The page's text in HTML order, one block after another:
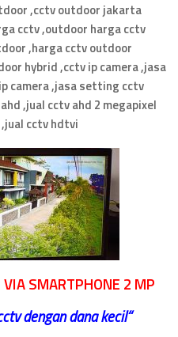
,cctv outdoor jakarta
cctv ,outdoor harga cctv
,harga cctv outdoor
hybrid ,cctv ip camera ,jasa
camera ,jasa setting cctv
,jual cctv ahd 2 megapixel
cctv hdtvi
SMARTPHONE 2 MP
dengan dana kecil“